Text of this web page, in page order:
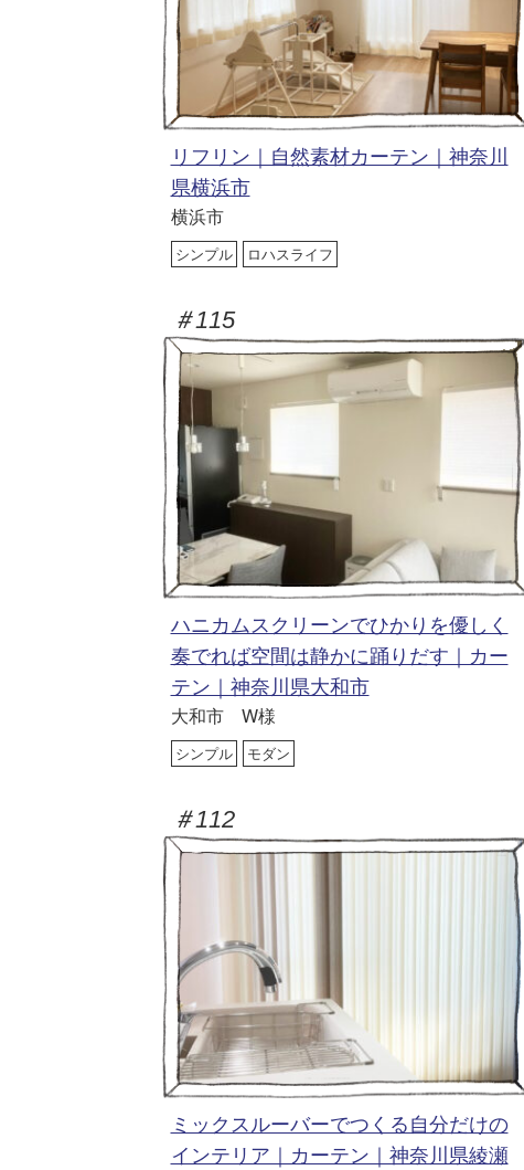
リフリン｜自然素材カーテン｜神奈川
県横浜市
横浜市
シンプル ロハスライフ
＃115
ハニカムスクリーンでひかりを優しく
奏でれば空間は静かに踊りだす｜カー
テン｜神奈川県大和市
大和市 W様
シンプル モダン
＃112
ミックスルーバーでつくる自分だけの
インテリア｜カーテン｜神奈川県綾瀬